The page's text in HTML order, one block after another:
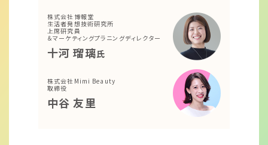
株式会社博報堂
生活者発想技術研究所
上席研究員
＆マーケティングプラニングディレクター
十河 瑠璃氏
株式会社Mimi Beauty
取締役
中谷 友里